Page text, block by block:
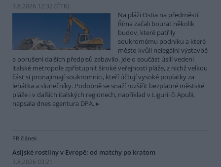
3.8.2026 12:32 (ČTK)
Na pláži Ostia na předměstí
Říma začali bourat několik
budov, které patřily
soukromému podniku a které
město kvůli nelegální výstavbě
a porušení dalších předpisů zabavilo. Jde o součást úsilí vedení
italské metropole zpřístupnit široké veřejnosti pláže, z nichž velkou
část si pronajímají soukromníci, kteří účtují vysoké poplatky za
lehátka a slunečníky. Podobně se snaží rozšířit bezplatné městské
pláže i v dalších italských regionech, například v Ligurii či Apulii,
napsala dnes agentura DPA.
PR článek
Asijské rostliny v Evropě: od matchy po kratom
3.8.2026 03:21